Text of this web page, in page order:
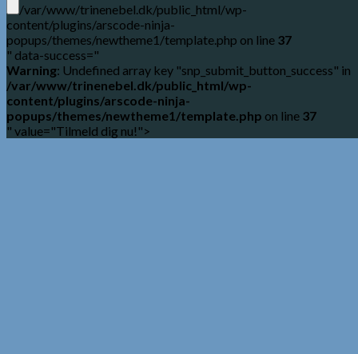
/var/www/trinenebel.dk/public_html/wp-
content/plugins/arscode-ninja-
popups/themes/newtheme1/template.php on line 37
" data-success="
Warning: Undefined array key "snp_submit_button_success" in
/var/www/trinenebel.dk/public_html/wp-
content/plugins/arscode-ninja-
popups/themes/newtheme1/template.php on line 37
" value="Tilmeld dig nu!">